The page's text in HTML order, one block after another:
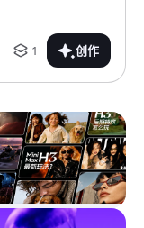
1
创作